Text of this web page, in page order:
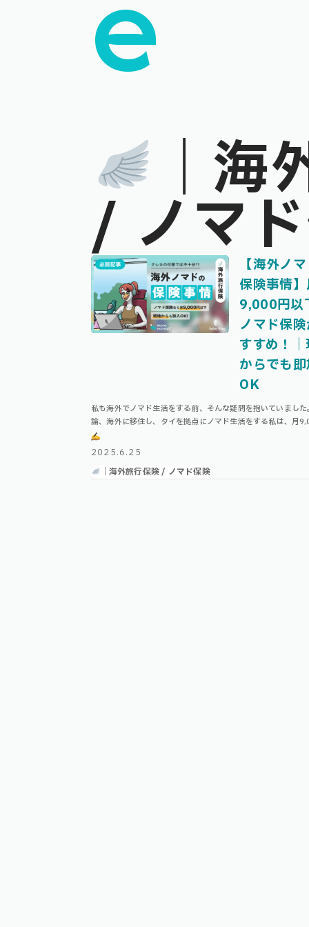
｜
/ ノマ【海外ノ
保険事情
9,000円以
ノマド保
すすめ！
からでも
OK
私も海外でノマド生活をする前、そんな疑問を抱いていまし
論、海外に移住し、タイを拠点にノマド生活をする私は、月
（正確には56.28ドル/4週間）で世界中対応の、オンライン
保険『Nomad Ins …
2025.6.25
｜海外旅行保険 / ノマド保険